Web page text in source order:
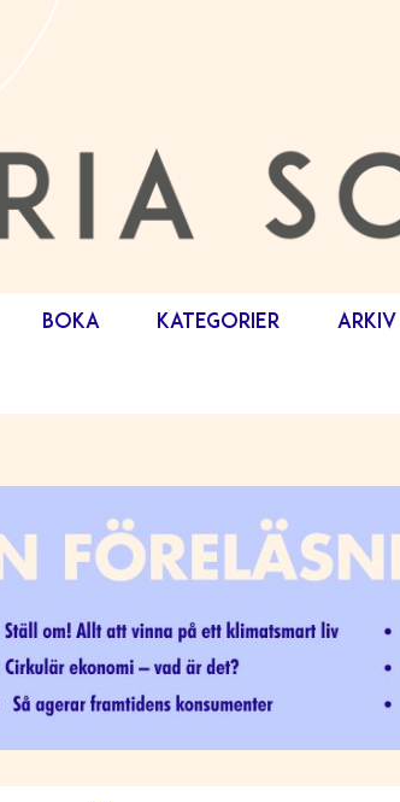
BOKA KATEGORIER ARKIV